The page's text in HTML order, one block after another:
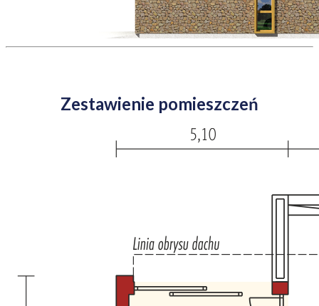
Zestawienie pomieszczeń